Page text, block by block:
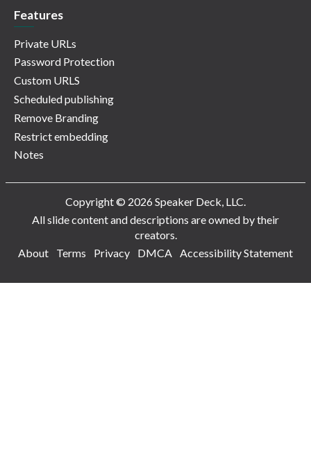
Features
Private URLs
Password Protection
Custom URLS
Scheduled publishing
Remove Branding
Restrict embedding
Notes
Copyright © 2026 Speaker Deck, LLC.
All slide content and descriptions are owned by their
creators.
About
Terms Privacy DMCA Accessibility Statement